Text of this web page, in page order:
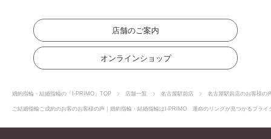
店舗のご案内
オンラインショップ
婚約指輪・結婚指輪の「I-PRIMO」TOP 店舗一覧 名古屋駅前店 名古屋駅前店のお客様の
ご結婚指輪ご成約のお客のお客様の声｜婚約指輪・結婚指輪はI-PRIMO 運命のリングが見つかるブラ